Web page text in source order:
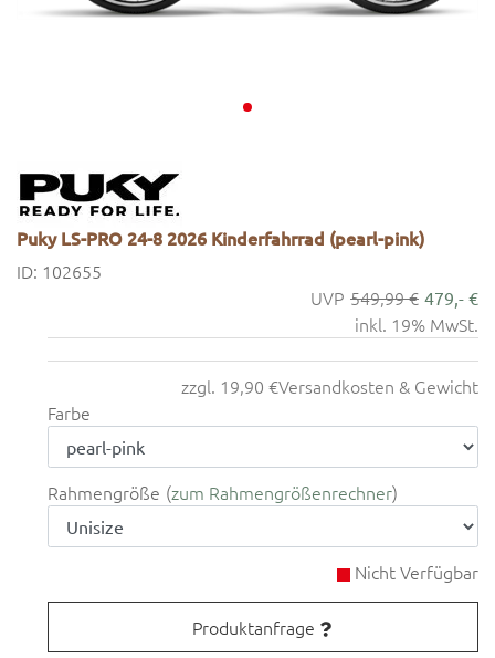
Puky LS-PRO 24-8 2026 Kinderfahrrad (pearl-pink)
ID: 102655
549,99 € 479,- €
inkl. 19% MwSt.
zzgl. 19,90 €Versandkosten & Gewicht
Farbe
Rahmengröße zum Rahmengrößenrechner
Nicht Verfügbar
Produktanfrage